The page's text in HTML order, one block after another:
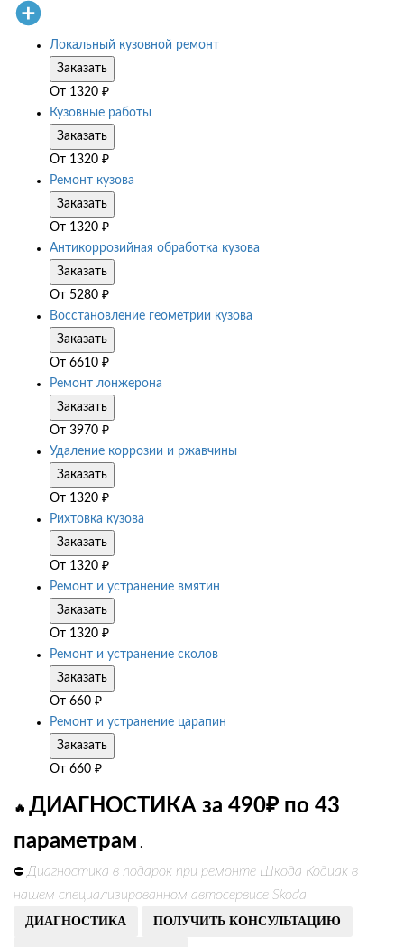
Локальный кузовной ремонт
Заказать
От 1320 ₽
Кузовные работы
Заказать
От 1320 ₽
Ремонт кузова
Заказать
От 1320 ₽
Антикоррозийная обработка кузова
Заказать
От 5280 ₽
Восстановление геометрии кузова
Заказать
От 6610 ₽
Ремонт лонжерона
Заказать
От 3970 ₽
Удаление коррозии и ржавчины
Заказать
От 1320 ₽
Рихтовка кузова
Заказать
От 1320 ₽
Ремонт и устранение вмятин
Заказать
От 1320 ₽
Ремонт и устранение сколов
Заказать
От 660 ₽
Ремонт и устранение царапин
Заказать
От 660 ₽
🔥 ДИАГНОСТИКА за 490₽ по 43
параметрам .
⛔ Диагностика в подарок при ремонте Шкода Кодиак в
нашем специализированном автосервисе Skoda
ДИАГНОСТИКА ПОЛУЧИТЬ КОНСУЛЬТАЦИЮ